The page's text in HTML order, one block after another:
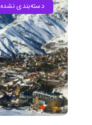
دسته‌بندی نشده